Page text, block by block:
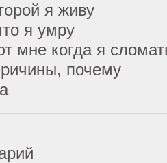
я живу
я умру
мне когда я
почему